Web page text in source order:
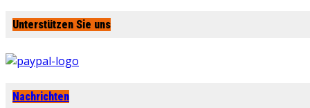
Unterstützen Sie uns
Nachrichten